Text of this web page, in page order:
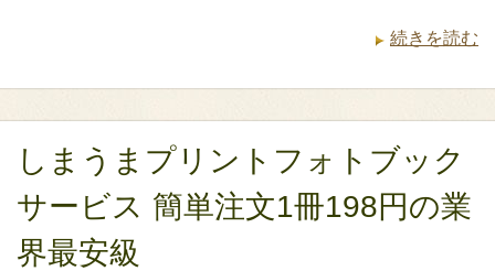
続きを読む
しまうまプリントフォトブック
サービス 簡単注文1冊198円の業
界最安級